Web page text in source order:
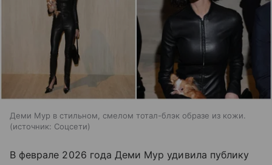
Деми Мур в стильном, смелом тотал-блэк образе из кожи.
источник: Соцсети
В феврале 2026 года Деми Мур удивила публику